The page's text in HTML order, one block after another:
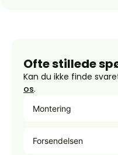
Ofte stillede
Kan du ikke finde
os.
Montering
Forsendelsen